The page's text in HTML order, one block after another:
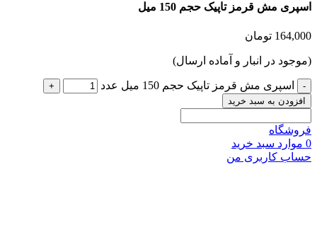
مش قرمز تاپیک حجم 150 میل
تومان
در انبار و آماده ارسال)
اسپری مش قرمز تاپیک حجم 150 میل عدد
به سبد خرید
سبد خرید
کاربری من